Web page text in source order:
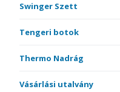
Swinger Szett
Tengeri botok
Thermo Nadrág
Vásárlási utalvány